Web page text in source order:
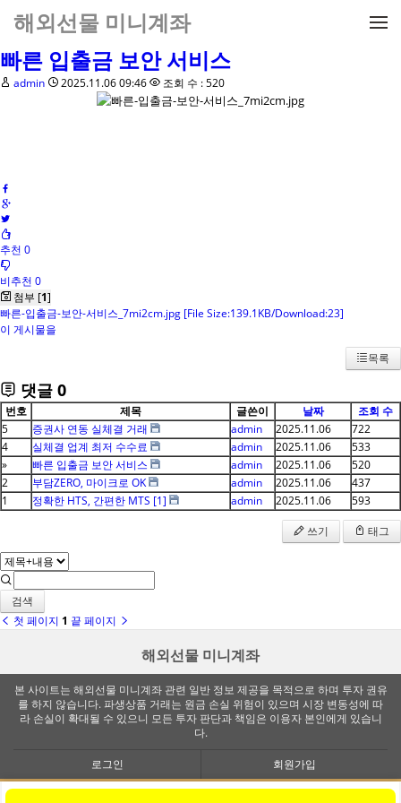
메뉴 건너뛰기
해외선물 미니계좌
빠른 입출금 보안 서비스
admin 2025.11.06 09:46 조회 수 : 520
추천 0
비추천 0
첨부 [1]
빠른-입출금-보안-서비스_7mi2cm.jpg [File Size:139.1KB/Download:23]
이 게시물을
목록
댓글 0
번호 제목 글쓴이 날짜
조회 수
5
증권사 연동 실체결 거래 admin 2025.11.06
722
4
실체결 업계 최저 수수료 admin 2025.11.06
533
»
빠른 입출금 보안 서비스 admin 2025.11.06
520
2
부담ZERO, 마이크로 OK admin 2025.11.06
437
1
정확한 HTS, 간편한 MTS [1] admin 2025.11.06
593
쓰기
태그
검색
첫 페이지 1 끝 페이지
해외선물 미니계좌
본 사이트는 해외선물 미니계좌 관련 일반 정보 제공을 목적으로 하며 투자 권유
를 하지 않습니다. 파생상품 거래는 원금 손실 위험이 있으며 시장 변동성에 따
라 손실이 확대될 수 있으니 모든 투자 판단과 책임은 이용자 본인에게 있습니
다.
로그인 회원가입